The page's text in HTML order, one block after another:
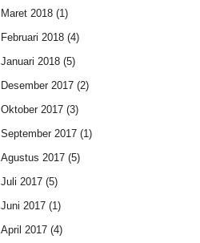
Maret 2018(1)
Februari 2018(4)
Januari 2018(5)
Desember 2017(2)
Oktober 2017(3)
September 2017(1)
Agustus 2017(5)
Juli 2017(5)
Juni 2017(1)
April 2017(4)